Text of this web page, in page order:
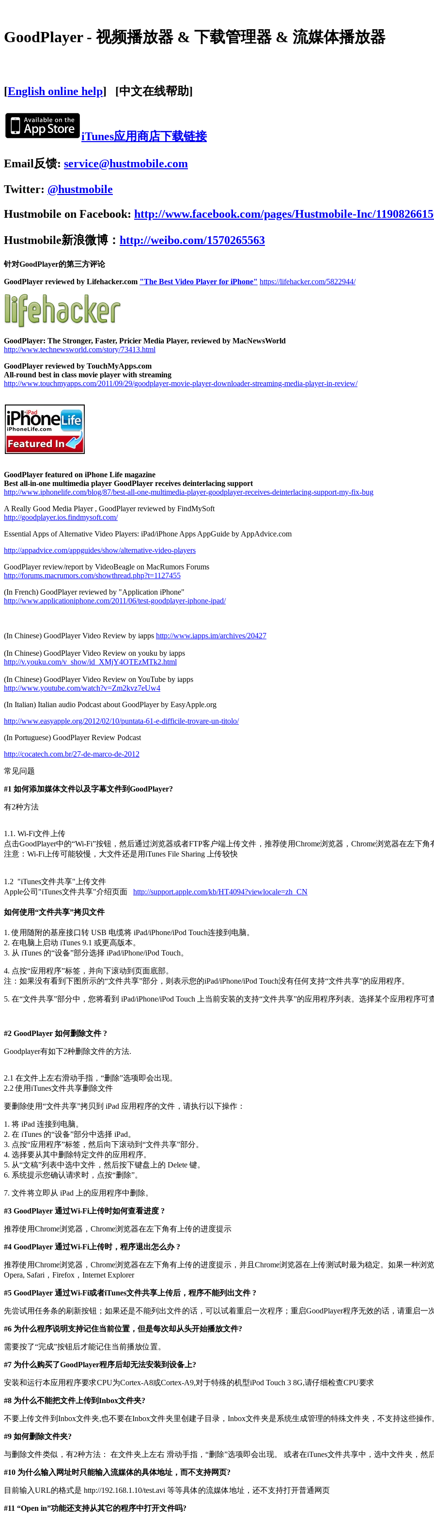
GoodPlayer - 视频播放器 & 下载管理器 & 流媒体播放器
[English online help] [中文在线帮助]
iTunes应用商店下载链接
Email反馈: service@hustmobile.com
Twitter: @hustmobile
Hustmobile on Facebook: http://www.facebook.com/pages/Hustmobile-Inc/
Hustmobile新浪微博： http://weibo.com/1570265563
针对GoodPlayer的第三方评论
GoodPlayer reviewed by Lifehacker.com "The Best Video Player for iPhone" https://lifehacker.com/5822944/
GoodPlayer: The Stronger, Faster, Pricier Media Player, reviewed by MacNewsWorld
http://www.technewsworld.com/story/73413.html
GoodPlayer reviewed by TouchMyApps.com
All-round best in class movie player with streaming
http://www.touchmyapps.com/2011/09/29/goodplayer-movie-player-downloader-streaming-media-player-in-review/
GoodPlayer featured on iPhone Life magazine
Best all-in-one multimedia player GoodPlayer receives deinterlacing support
http://www.iphonelife.com/blog/87/best-all-one-multimedia-player-goodplayer-receives-deinterlacing-support-my-fix-bug
A Really Good Media Player , GoodPlayer reviewed by FindMySoft
http://goodplayer.ios.findmysoft.com/
Essential Apps of Alternative Video Players: iPad/iPhone Apps AppGuide by AppAdvice.com
http://appadvice.com/appguides/show/alternative-video-players
GoodPlayer review/report by VideoBeagle on MacRumors Forums
http://forums.macrumors.com/showthread.php?t=1127455
(In French) GoodPlayer reviewed by "Application iPhone"
http://www.applicationiphone.com/2011/06/test-goodplayer-iphone-ipad/
(In Chinese) GoodPlayer Video Review by iapps http://www.iapps.im/archives/20427
(In Chinese) GoodPlayer Video Review on youku by iapps
http://v.youku.com/v_show/id_XMjY4OTEzMTk2.html
(In Chinese) GoodPlayer Video Review on YouTube by iapps
http://www.youtube.com/watch?v=Zm2kvz7eUw4
(In Italian) Italian audio Podcast about GoodPlayer by EasyApple.org
http://www.easyapple.org/2012/02/10/puntata-61-e-difficile-trovare-un-titolo/
(In Portuguese) GoodPlayer Review Podcast
http://cocatech.com.br/27-de-marco-de-2012
常见问题
#1 如何添加媒体文件以及字幕文件到GoodPlayer?
有2种方法
1.1. Wi-Fi文件上传
点击GoodPlayer中的“Wi-Fi”按钮，然后通过浏览器或者FTP客户端上传文件，推荐使用Chrome浏览器，Chrome浏览器在左下
注意：Wi-Fi上传可能较慢，大文件还是用iTunes File Sharing 上传较快
1.2 "iTunes文件共享"上传文件
Apple公司"iTunes文件共享"介绍页面 http://support.apple.com/kb/HT4094?viewlocale=zh_CN
如何使用“文件共享”拷贝文件
1. 使用随附的基座接口转 USB 电缆将 iPad/iPhone/iPod Touch连接到电脑。
2. 在电脑上启动 iTunes 9.1 或更高版本。
3. 从 iTunes 的“设备”部分选择 iPad/iPhone/iPod Touch。
4. 点按“应用程序”标签，并向下滚动到页面底部。
注：如果没有看到下图所示的“文件共享”部分，则表示您的iPad/iPhone/iPod Touch没有任何支持“文件共享”的应用程序。
5. 在“文件共享”部分中，您将看到 iPad/iPhone/iPod Touch 上当前安装的支持“文件共享”的应用程序列表。选择某个应用程序可
#2 GoodPlayer 如何删除文件 ?
Goodplayer有如下2种删除文件的方法.
2.1 在文件上左右滑动手指，“删除”选项即会出现。
2.2 使用iTunes文件共享删除文件
要删除使用“文件共享”拷贝到 iPad 应用程序的文件，请执行以下操作：
1. 将 iPad 连接到电脑。
2. 在 iTunes 的“设备”部分中选择 iPad。
3. 点按“应用程序”标签，然后向下滚动到“文件共享”部分。
4. 选择要从其中删除特定文件的应用程序。
5. 从“文稿”列表中选中文件，然后按下键盘上的 Delete 键。
6. 系统提示您确认请求时，点按“删除”。
7. 文件将立即从 iPad 上的应用程序中删除。
#3 GoodPlayer 通过Wi-Fi上传时如何查看进度 ?
推荐使用Chrome浏览器，Chrome浏览器在左下角有上传的进度提示
#4 GoodPlayer 通过Wi-Fi上传时，程序退出怎么办 ?
推荐使用Chrome浏览器，Chrome浏览器在左下角有上传的进度提示，并且Chrome浏览器在上传测试时最为稳定。如果一种浏
Opera, Safari，Firefox，Internet Explorer
#5 GoodPlayer 通过Wi-Fi或者iTunes文件共享上传后，程序不能列出文件 ?
先尝试用任务条的刷新按钮；如果还是不能列出文件的话，可以试着重启一次程序；重启GoodPlayer程序无效的话，请重启一次
#6 为什么程序说明支持记住当前位置，但是每次却从头开始播放文件?
需要按了“完成”按钮后才能记住当前播放位置。
#7 为什么购买了GoodPlayer程序后却无法安装到设备上?
安装和运行本应用程序要求CPU为Cortex-A8或Cortex-A9,对于特殊的机型iPod Touch 3 8G,请仔细检查CPU要求
#8 为什么不能把文件上传到Inbox文件夹?
不要上传文件到Inbox文件夹,也不要在Inbox文件夹里创建子目录，Inbox文件夹是系统生成管理的特殊文件夹，不支持这些操作
#9 如何删除文件夹?
与删除文件类似，有2种方法： 在文件夹上左右 滑动手指，“删除”选项即会出现。 或者在iTunes文件共享中，选中文件夹，然
#10 为什么输入网址时只能输入流媒体的具体地址，而不支持网页?
目前输入URL的格式是 http://192.168.1.10/test.avi 等等具体的流媒体地址，还不支持打开普通网页
#11 “Open in”功能还支持从其它的程序中打开文件吗?